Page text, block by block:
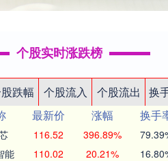
个股实时涨跌榜
跌幅 个股流入 个股流出
换
最新价 涨幅
换手
116.52 396.89%
能 110.02 20.21%